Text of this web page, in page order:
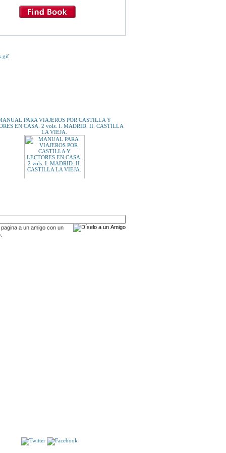
EN CASA. 2 vols. I. MADRID. II. CASTILLA
LA VIEJA.
a un amigo con un